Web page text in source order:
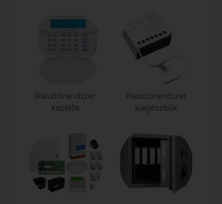
Riasztórendszer
kezelők
Riasztórendszer
kiegészítők